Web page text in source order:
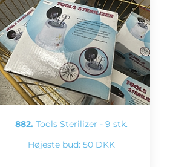
882. Tools Sterilizer - 9 stk.
Højeste bud: 50 DKK